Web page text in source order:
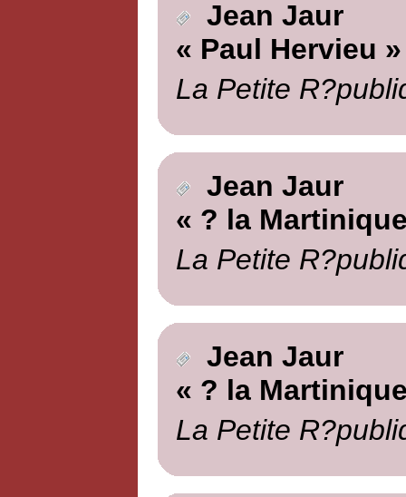
Jean Jaur
« Paul Hervieu »
La Petite
Jean Jaur
« ? la
La Petite
Jean Jaur
« ? la
La Petite